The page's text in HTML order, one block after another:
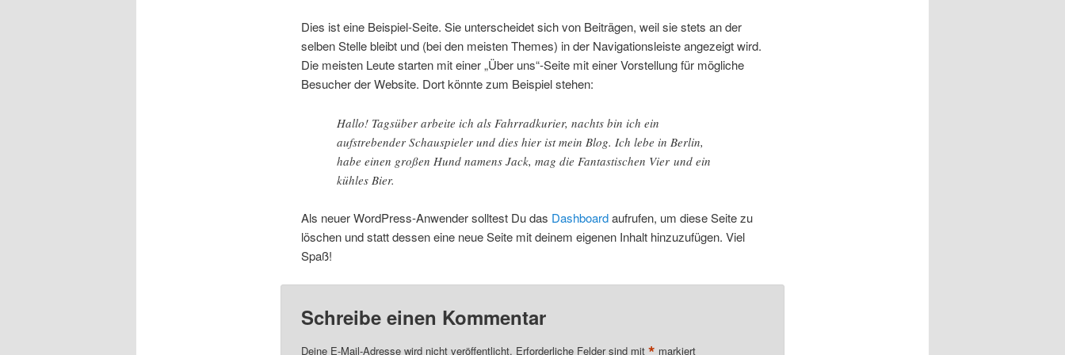
Dies ist eine Beispiel-Seite. Sie unterscheidet sich von Beiträgen, weil sie stets an der
selben Stelle bleibt und (bei den meisten Themes) in der Navigationsleiste angezeigt wird.
Die meisten Leute starten mit einer „Über uns“-Seite mit einer Vorstellung für mögliche
Besucher der Website. Dort könnte zum Beispiel stehen:
Hallo! Tagsüber arbeite ich als Fahrradkurier, nachts bin ich ein
aufstrebender Schauspieler und dies hier ist mein Blog. Ich lebe in Berlin,
habe einen großen Hund namens Jack, mag die Fantastischen Vier und ein
kühles Bier.
Als neuer WordPress-Anwender solltest Du das Dashboardaufrufen, um diese Seite zu
löschen und statt dessen eine neue Seite mit deinem eigenen Inhalt hinzuzufügen. Viel
Spaß!
Schreibe einen Kommentar
Deine E-Mail-Adresse wird nicht veröffentlicht. Erforderliche Felder sind mit markiert